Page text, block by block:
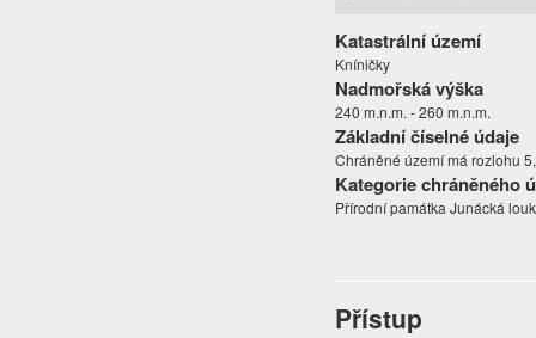
Katastrální území
Kníničky
Nadmořská výška
240 m.n.m. - 260 m.n.m.
Základní číselné údaje
Chráněné území má rozlohu
Kategorie chráněného
Přírodní památka Junácká
Přístup